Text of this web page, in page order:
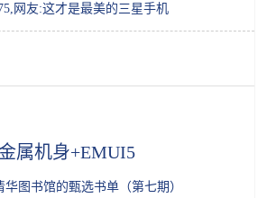
网友:这才是最美的三星手机
加水！大厨：教你这3招，红烧肉肥而不腻
属机身+EMUI5
图书馆的甄选书单（第七期）